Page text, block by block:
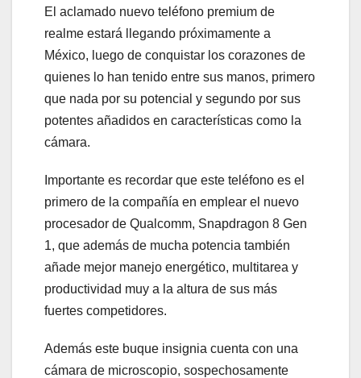
El aclamado nuevo teléfono premium de
realme estará llegando próximamente a
México, luego de conquistar los corazones de
quienes lo han tenido entre sus manos, primero
que nada por su potencial y segundo por sus
potentes añadidos en características como la
cámara.
Importante es recordar que este teléfono es el
primero de la compañía en emplear el nuevo
procesador de Qualcomm, Snapdragon 8 Gen
1, que además de mucha potencia también
añade mejor manejo energético, multitarea y
productividad muy a la altura de sus más
fuertes competidores.
Además este buque insignia cuenta con una
cámara de microscopio, sospechosamente